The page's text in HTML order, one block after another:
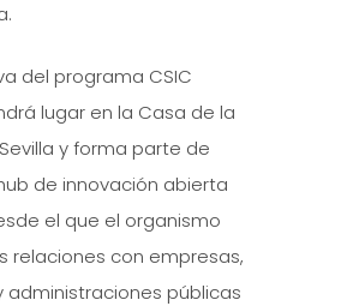
del programa CSIC
lugar en la Casa de la
y forma parte de
de innovación abierta
el que el organismo
relaciones con empresas,
administraciones públicas